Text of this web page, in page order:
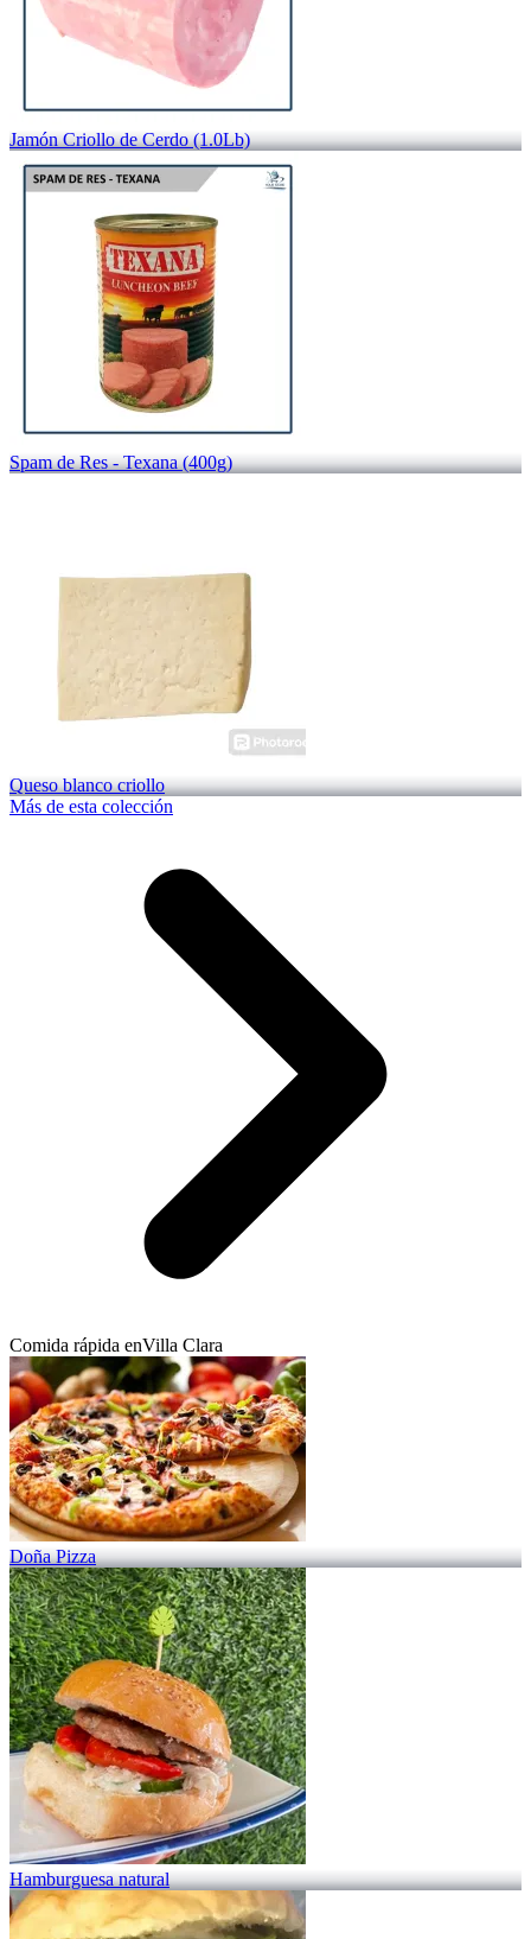
Jamón Criollo de Cerdo (1.0Lb)
Spam de Res - Texana (400g)
Queso blanco criollo
Más de esta colección
Comida rápida enVilla Clara
Doña Pizza
Hamburguesa natural